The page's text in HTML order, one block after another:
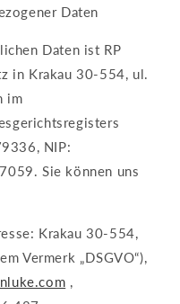
Daten
Daten ist RP
in Krakau 30-554, ul.
im
NIP:
Sie können uns
Krakau 30-554,
Vermerk „DSGVO“),
,